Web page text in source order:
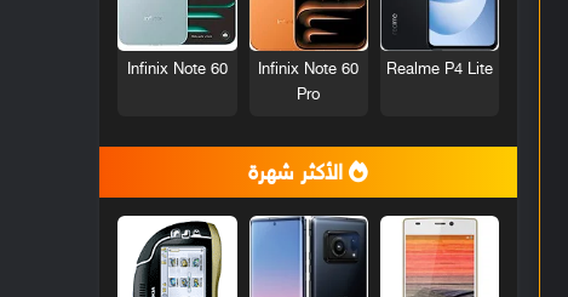
Realme P4 Lite
Infinix Note 60
Pro
Infinix Note 60
الأكثر شهرة